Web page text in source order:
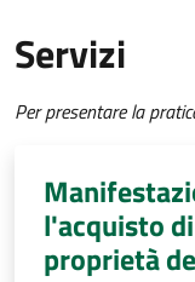
Servizi
Per presentare la
l'acquisto
proprietà